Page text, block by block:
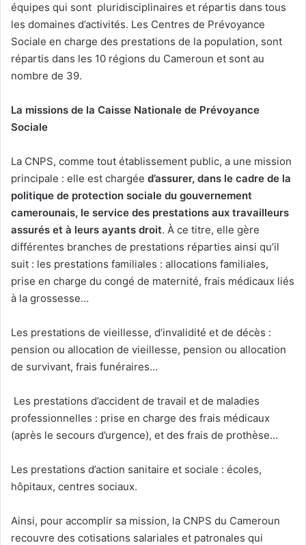
équipes qui sont pluridisciplinaires et répartis dans tous
les domaines d’activités. Les Centres de Prévoyance
Sociale en charge des prestations de la population, sont
répartis dans les 10 régions du Cameroun et sont au
nombre de 39.
La missions de la Caisse Nationale de Prévoyance
Sociale
La CNPS, comme tout établissement public, a une mission
principale : elle est chargée d’assurer, dans le cadre de la
politique de protection sociale du gouvernement
camerounais, le service des prestations aux travailleurs
assurés et à leurs ayants droit. À ce titre, elle gère
différentes branches de prestations réparties ainsi qu’il
suit : les prestations familiales : allocations familiales,
prise en charge du congé de maternité, frais médicaux liés
à la grossesse…
Les prestations de vieillesse, d’invalidité et de décès :
pension ou allocation de vieillesse, pension ou allocation
de survivant, frais funéraires…
Les prestations d’accident de travail et de maladies
professionnelles : prise en charge des frais médicaux
(après le secours d’urgence), et des frais de prothèse…
Les prestations d’action sanitaire et sociale : écoles,
hôpitaux, centres sociaux.
Ainsi, pour accomplir sa mission, la CNPS du Cameroun
recouvre des cotisations salariales et patronales qui